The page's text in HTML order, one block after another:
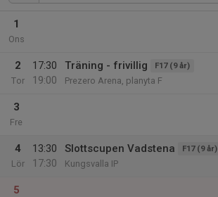
1
Ons
2
Tor
17:30
19:00
Träning - frivillig F17 (9 år)
Prezero Arena, planyta F
3
Fre
4
Lör
13:30
17:30
Slottscupen Vadstena F17 (9 år)
Kungsvalla IP
5